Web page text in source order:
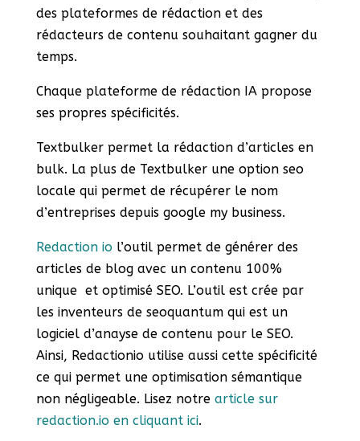
des plateformes de rédaction et des
rédacteurs de contenu souhaitant gagner du
temps.
Chaque plateforme de rédaction IA propose
ses propres spécificités.
Textbulker permet la rédaction d’articles en
bulk. La plus de Textbulker une option seo
locale qui permet de récupérer le nom
d’entreprises depuis google my business.
Redaction iol’outil permet de générer des
articles de blog avec un contenu 100%
unique et optimisé SEO. L’outil est crée par
les inventeurs de seoquantum qui est un
logiciel d’anayse de contenu pour le SEO.
Ainsi, Redactionio utilise aussi cette spécificité
ce qui permet une optimisation sémantique
non négligeable. Lisez notrearticle sur
redaction.io en cliquant ici.